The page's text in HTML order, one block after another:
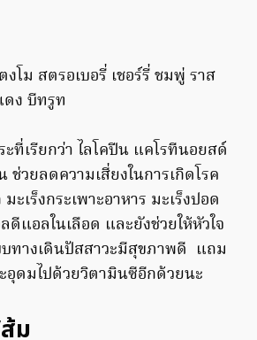
โม สตรอเบอรี่ เชอร์รี่ ชมพู่ ราส
ง บีทรูท
ที่เรียกว่า ไลโคปีน แคโรทีนอยสด์
ช่วยลดความเสี่ยงในการเกิดโรค
ะเร็งกระเพาะอาหาร มะเร็งปอด
แอลในเลือด และยังช่วยให้หัวใจ
ทางเดินปัสสาวะมีสุขภาพดี แถม
ดมไปด้วยวิตามินซีอีกด้วยนะ
ม